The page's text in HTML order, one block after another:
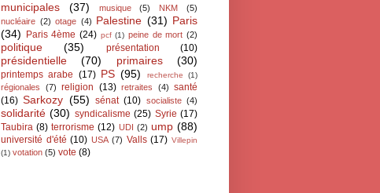
municipales (37) musique (5) NKM
(5)
nucléaire (2) otage (4) Palestine (31) Paris
(34)
Paris 4ème (24) pcf (1) peine de mort (2)
politique (35) présentation (10)
présidentielle (70) primaires (30)
printemps arabe (17) PS (95) recherche (1)
régionales (7) religion (13) retraites (4) santé
(16) Sarkozy (55) sénat (10) socialiste (4)
solidarité (30) syndicalisme (25) Syrie (17)
Taubira (8) terrorisme (12) UDI (2) ump (88)
université d'été (10) USA (7) Valls (17) Villepin
(1) votation (5) vote (8)